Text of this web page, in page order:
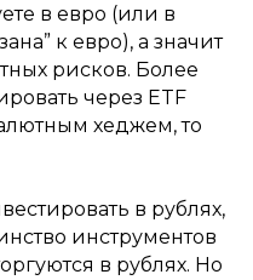
в евро (или в
к евро), а значит
рисков. Более
через ETF
хеджем, то
в рублях,
инструментов
в рублях. Но